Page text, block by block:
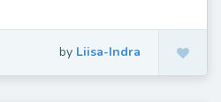
by Liisa-Indra